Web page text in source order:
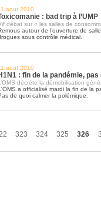
aout 2010
: bad trip à l’UMP
débat sur « les salles de
autour de l’ouverture de
sous contrôle médical.
aout 2010
: fin de la pandémie,
décrète la démobilisation
a officialisé mardi la fin de la
de quoi calmer la polémique.
323 324 325 326